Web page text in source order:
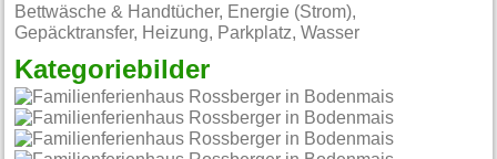
Bettwäsche & Handtücher, Energie (Strom),
Gepäcktransfer, Heizung, Parkplatz, Wasser
Kategoriebilder